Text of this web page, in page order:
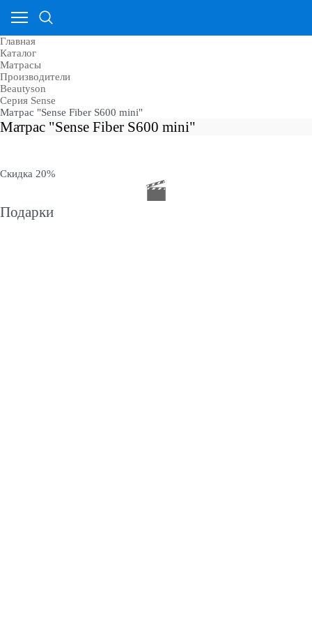
Главная
Каталог
Матрасы
Производители
Beautyson
Cерия Sense
Матрас "Sense Fiber S600 mini"
Матрас "Sense Fiber S600 mini"
Скидка 20%
Подарки